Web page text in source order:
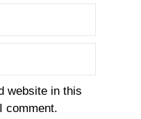
website in this
comment.